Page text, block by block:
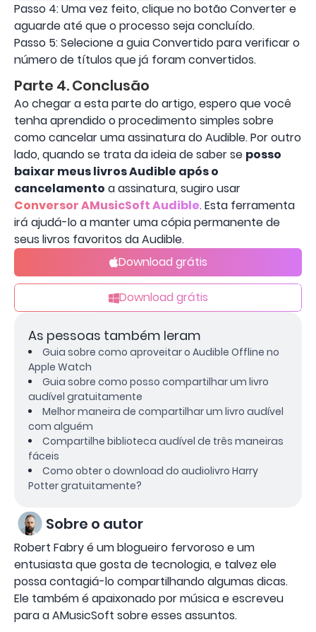
Passo 4: Uma vez feito, clique no botão Converter e
aguarde até que o processo seja concluído.
Passo 5: Selecione a guia Convertido para verificar o
número de títulos que já foram convertidos.
Parte 4. Conclusão
Ao chegar a esta parte do artigo, espero que você
tenha aprendido o procedimento simples sobre
como cancelar uma assinatura do Audible. Por outro
lado, quando se trata da ideia de saber se posso
baixar meus livros Audible após o
cancelamento a assinatura, sugiro usar
Conversor AMusicSoft Audible. Esta ferramenta
irá ajudá-lo a manter uma cópia permanente de
seus livros favoritos da Audible.
Download grátis
Download grátis
As pessoas também leram
Guia sobre como aproveitar o Audible Offline no
Apple Watch
Guia sobre como posso compartilhar um livro
audível gratuitamente
Melhor maneira de compartilhar um livro audível
com alguém
Compartilhe biblioteca audível de três maneiras
fáceis
Como obter o download do audiolivro Harry
Potter gratuitamente?
Sobre o autor
Robert Fabry é um blogueiro fervoroso e um
entusiasta que gosta de tecnologia, e talvez ele
possa contagiá-lo compartilhando algumas dicas.
Ele também é apaixonado por música e escreveu
para a AMusicSoft sobre esses assuntos.